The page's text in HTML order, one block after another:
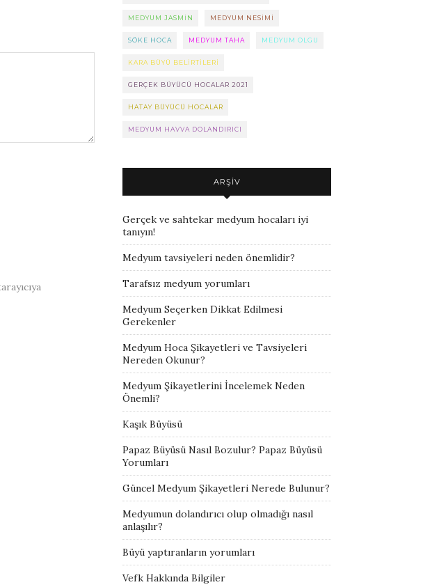
MEDYUM JASMIN MEDYUM NESIMI
SÖKE HOCA MEDYUM TAHA MEDYUM OLGU
KARA BÜYÜ BELIRTILERI
GERÇEK BÜYÜCÜ HOCALAR 2021
HATAY BÜYÜCÜ HOCALAR
MEDYUM HAVVA DOLANDIRICI
ARŞIV
Gerçek ve sahtekar medyum hocaları iyi
tanıyın!
Medyum tavsiyeleri neden önemlidir?
Tarafsız medyum yorumları
Medyum Seçerken Dikkat Edilmesi
Gerekenler
Medyum Hoca Şikayetleri ve Tavsiyeleri
Nereden Okunur?
Medyum Şikayetlerini İncelemek Neden
Önemli?
Kaşık Büyüsü
Papaz Büyüsü Nasıl Bozulur? Papaz Büyüsü
Yorumları
Güncel Medyum Şikayetleri Nerede Bulunur?
Medyumun dolandırıcı olup olmadığı nasıl
anlaşılır?
Büyü yaptıranların yorumları
Vefk Hakkında Bilgiler